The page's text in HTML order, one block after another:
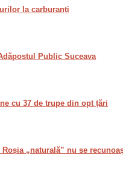
la carburanți
Public Suceava
cu 37 de trupe din opt țări
„naturală” nu se